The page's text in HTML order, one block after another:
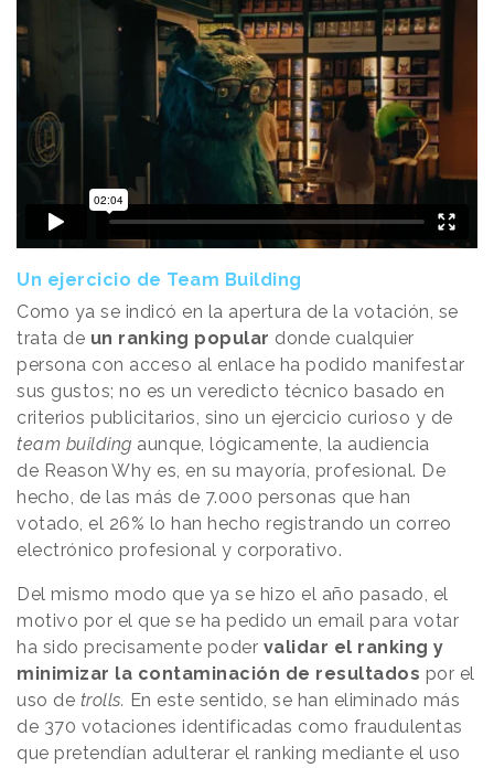
Un ejercicio de Team Building
Como ya se indicó en la apertura de la votación, se
trata de un ranking popular donde cualquier
persona con acceso al enlace ha podido manifestar
sus gustos; no es un veredicto técnico basado en
criterios publicitarios, sino un ejercicio curioso y de
team building aunque, lógicamente, la audiencia
de Reason Why es, en su mayoría, profesional. De
hecho, de las más de 7.000 personas que han
votado, el 26% lo han hecho registrando un correo
electrónico profesional y corporativo.
Del mismo modo que ya se hizo el año pasado, el
motivo por el que se ha pedido un email para votar
ha sido precisamente poder validar el ranking y
minimizar la contaminación de resultados por el
uso de trolls. En este sentido, se han eliminado más
de 370 votaciones identificadas como fraudulentas
que pretendían adulterar el ranking mediante el uso